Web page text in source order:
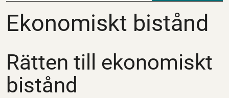
Ekonomiskt bistånd
Ekonomiskt bistånd
Rätten till ekonomiskt
bistånd